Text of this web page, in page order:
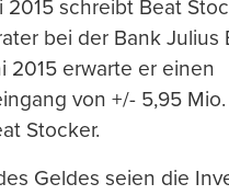
2015 schreibt Beat
bei der Bank Julius
2015 erwarte er einen
von +/- 5,95 Mio.
Stocker.
Geldes seien die